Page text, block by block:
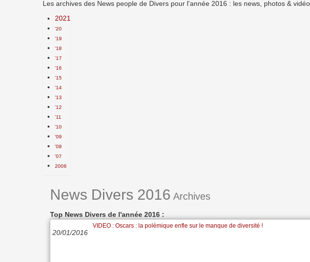
Les archives des News people de Divers pour l'année 2016 : les news, photos &
2021
'20
'19
'18
'17
'16
'15
'14
'13
'12
'11
'10
'09
'08
'07
2006
News Divers 2016 Archives
Top News Divers de l'année 2016 :
20/01/2016
VIDEO : Oscars : la polémique enfle sur le manque de diversité !